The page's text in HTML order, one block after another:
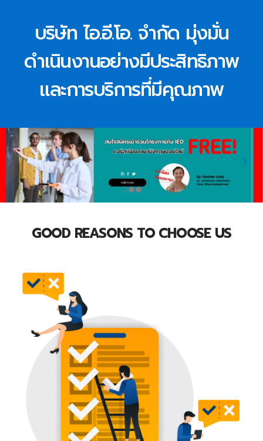
บริษัท ไอ.อี.โอ. จำกัด มุ่งมั่น
ดำเนินงานอย่างมีประสิทธิภาพ
และการบริการที่มีคุณภาพ
GOOD REASONS TO CHOOSE US